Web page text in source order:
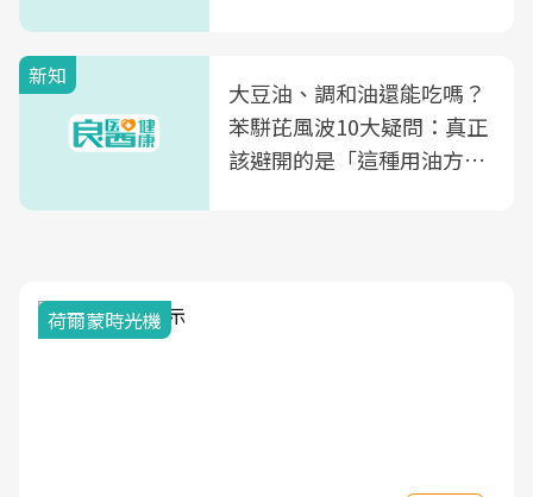
新知
大豆油、調和油還能吃嗎？
苯駢芘風波10大疑問：真正
該避開的是「這種用油方
荷爾蒙時光機